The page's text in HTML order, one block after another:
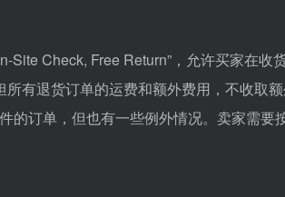
Check, Free Return”，允许买家在收
有退货订单的运费和额外费用，不收取
的订单，但也有一些例外情况。卖家需要